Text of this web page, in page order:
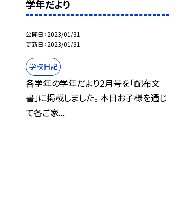
学年だより
公開日 2023/01/31
更新日 2023/01/31
学校日記
各学年の学年だより2月号を「配布文
書」に掲載しました。 本日お子様を通じ
て各ご家...